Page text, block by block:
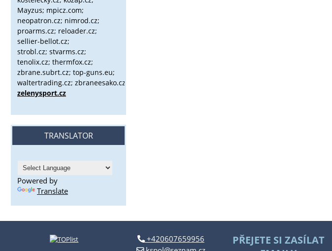
Mayzus; mpicz.com;
neopatron.cz; nimrod.cz;
proarms.cz; reloader.cz;
sellier-bellot.cz;
strobl.cz; stvarms.cz;
tenolix.cz; thermfox.cz;
zbrane.subrt.cz; top-guns.eu;
waltertrading.cz; zbraneesako.cz;
zelenysport.cz
TRANSLATOR
Powered by
Translate
+420607659956
PŘEJETE SI ZASÍLAT